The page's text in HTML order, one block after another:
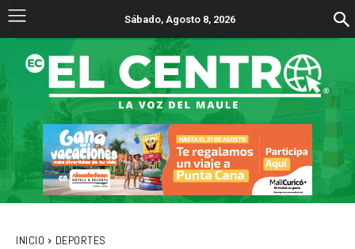
Sábado, Agosto 8, 2026
INICIO DEPORTES